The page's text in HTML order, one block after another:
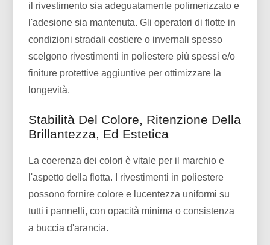
il rivestimento sia adeguatamente polimerizzato e
l'adesione sia mantenuta. Gli operatori di flotte in
condizioni stradali costiere o invernali spesso
scelgono rivestimenti in poliestere più spessi e/o
finiture protettive aggiuntive per ottimizzare la
longevità.
Stabilità Del Colore, Ritenzione Della
Brillantezza, Ed Estetica
La coerenza dei colori è vitale per il marchio e
l'aspetto della flotta. I rivestimenti in poliestere
possono fornire colore e lucentezza uniformi su
tutti i pannelli, con opacità minima o consistenza
a buccia d'arancia.